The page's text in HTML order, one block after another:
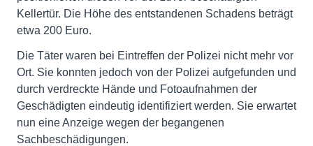
Kellertür. Die Höhe des entstandenen Schadens beträgt
etwa 200 Euro.
Die Täter waren bei Eintreffen der Polizei nicht mehr vor
Ort. Sie konnten jedoch von der Polizei aufgefunden und
durch verdreckte Hände und Fotoaufnahmen der
Geschädigten eindeutig identifiziert werden. Sie erwartet
nun eine Anzeige wegen der begangenen
Sachbeschädigungen.